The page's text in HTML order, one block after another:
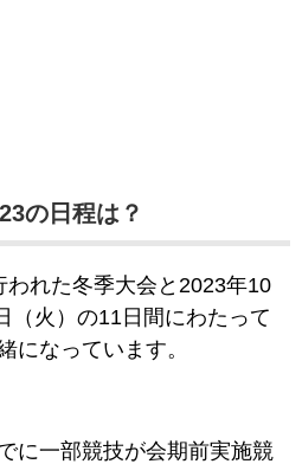
の日程は？
れた冬季大会と2023年10
（火）の11日間にわたって
になっています。
に一部競技が会期前実施競